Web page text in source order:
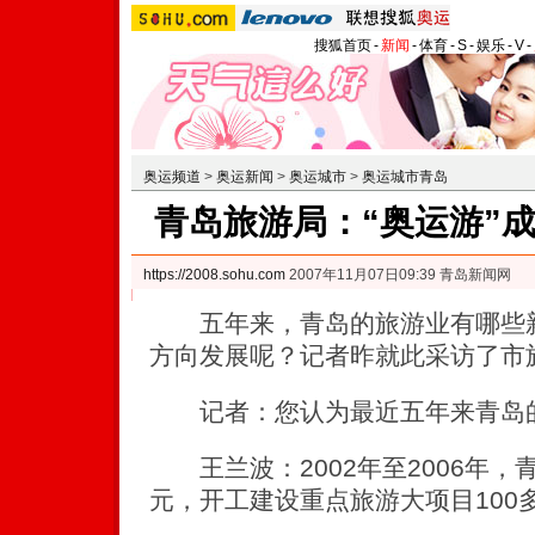
搜狐首页-新闻 -体育-S-娱乐-V-
奥运频道 > 奥运新闻 > 奥运城市 > 奥运城市青岛
青岛旅游局：“奥运游”
https://2008.sohu.com 2007年11月07日09:39 青岛新闻网
五年来，青岛的旅游业有哪些
方向发展呢？记者昨就此采访了
记者：您认为最近五年来青岛
王兰波：2002年至2006年，青
元，开工建设重点旅游大项目100